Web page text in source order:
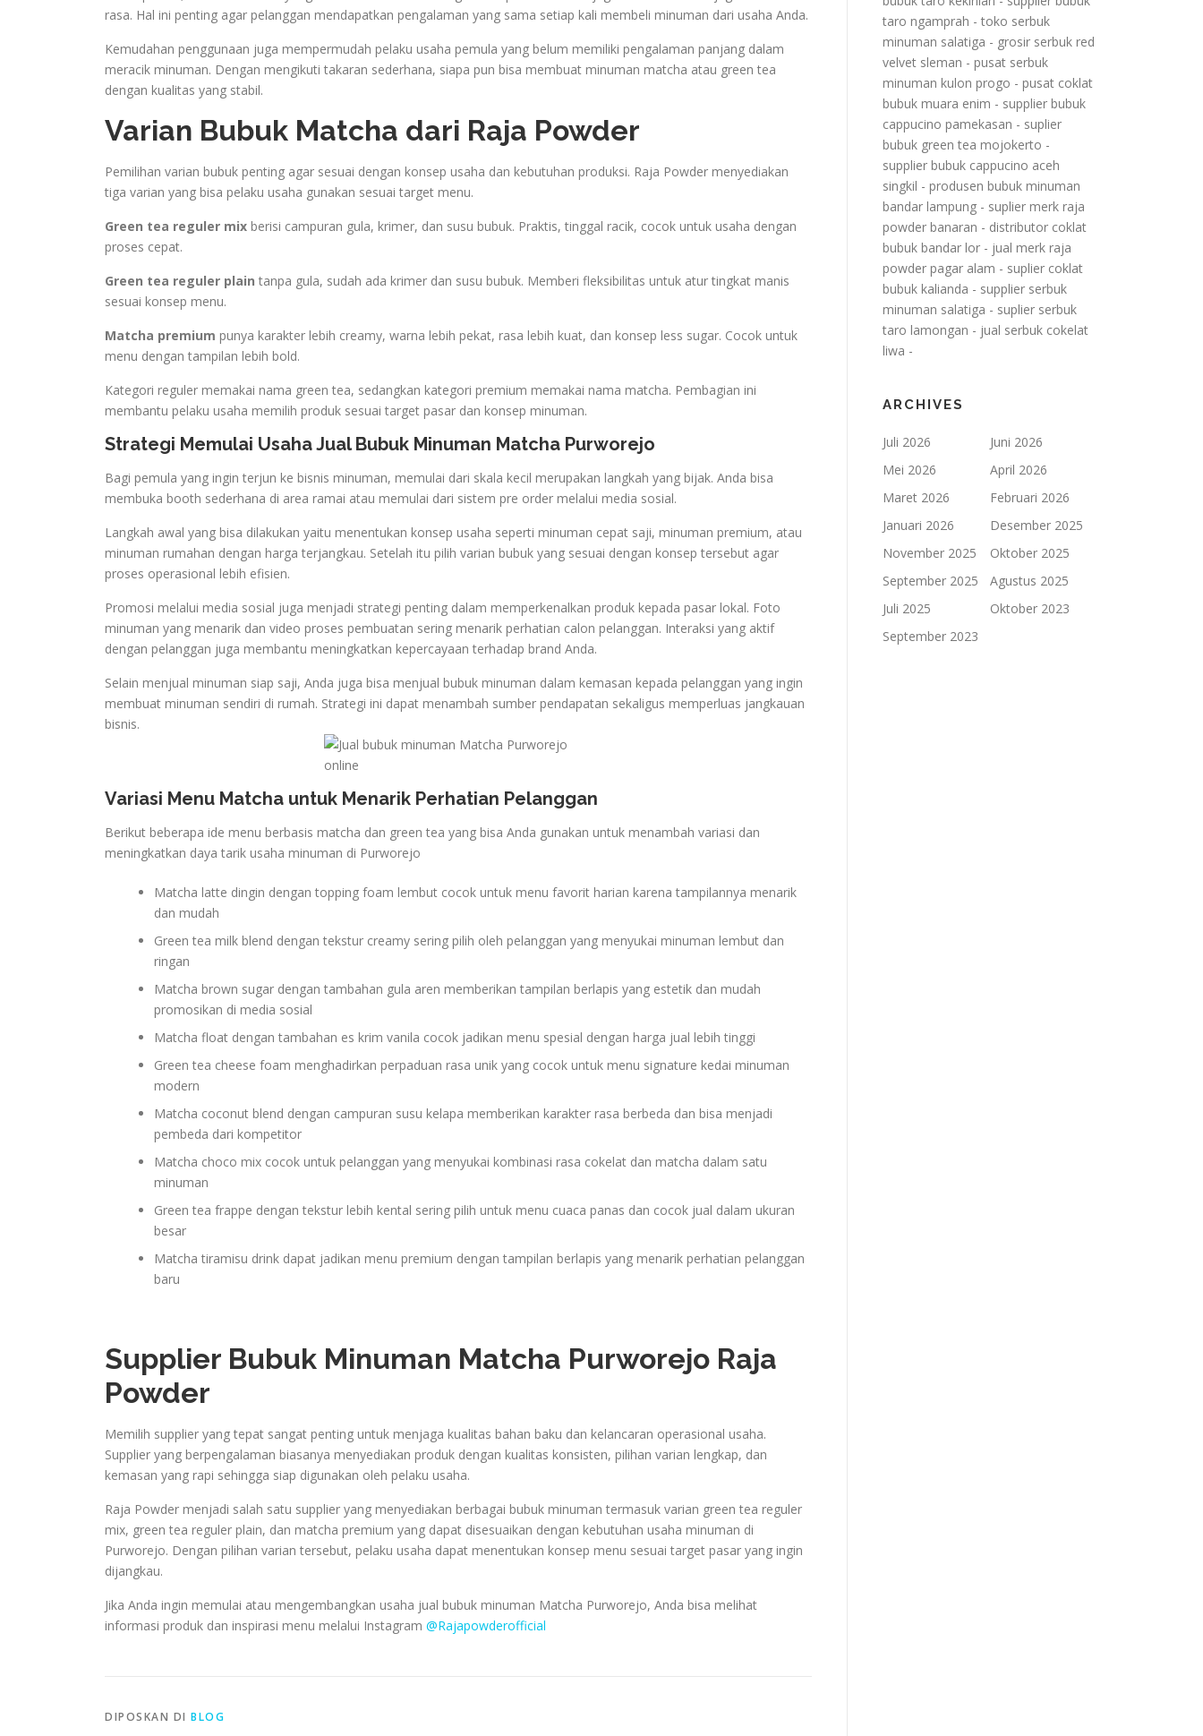
rasa. Hal ini penting agar pelanggan mendapatkan pengalaman yang sama setiap kali membeli minuman dari usaha Anda.
Kemudahan penggunaan juga mempermudah pelaku usaha pemula yang belum memiliki pengalaman panjang dalam
meracik minuman. Dengan mengikuti takaran sederhana, siapa pun bisa membuat minuman matcha atau green tea
dengan kualitas yang stabil.
Varian Bubuk Matcha dari Raja Powder
Pemilihan varian bubuk penting agar sesuai dengan konsep usaha dan kebutuhan produksi. Raja Powder menyediakan
tiga varian yang bisa pelaku usaha gunakan sesuai target menu.
Green tea reguler mix berisi campuran gula, krimer, dan susu bubuk. Praktis, tinggal racik, cocok untuk usaha dengan
proses cepat.
Green tea reguler plain tanpa gula, sudah ada krimer dan susu bubuk. Memberi fleksibilitas untuk atur tingkat manis
sesuai konsep menu.
Matcha premium punya karakter lebih creamy, warna lebih pekat, rasa lebih kuat, dan konsep less sugar. Cocok untuk
menu dengan tampilan lebih bold.
Kategori reguler memakai nama green tea, sedangkan kategori premium memakai nama matcha. Pembagian ini
membantu pelaku usaha memilih produk sesuai target pasar dan konsep minuman.
Strategi Memulai Usaha Jual Bubuk Minuman Matcha Purworejo
Bagi pemula yang ingin terjun ke bisnis minuman, memulai dari skala kecil merupakan langkah yang bijak. Anda bisa
membuka booth sederhana di area ramai atau memulai dari sistem pre order melalui media sosial.
Langkah awal yang bisa dilakukan yaitu menentukan konsep usaha seperti minuman cepat saji, minuman premium, atau
minuman rumahan dengan harga terjangkau. Setelah itu pilih varian bubuk yang sesuai dengan konsep tersebut agar
proses operasional lebih efisien.
Promosi melalui media sosial juga menjadi strategi penting dalam memperkenalkan produk kepada pasar lokal. Foto
minuman yang menarik dan video proses pembuatan sering menarik perhatian calon pelanggan. Interaksi yang aktif
dengan pelanggan juga membantu meningkatkan kepercayaan terhadap brand Anda.
Selain menjual minuman siap saji, Anda juga bisa menjual bubuk minuman dalam kemasan kepada pelanggan yang ingin
membuat minuman sendiri di rumah. Strategi ini dapat menambah sumber pendapatan sekaligus memperluas jangkauan
bisnis.
Variasi Menu Matcha untuk Menarik Perhatian Pelanggan
Berikut beberapa ide menu berbasis matcha dan green tea yang bisa Anda gunakan untuk menambah variasi dan
meningkatkan daya tarik usaha minuman di Purworejo
Matcha latte dingin dengan topping foam lembut cocok untuk menu favorit harian karena tampilannya menarik
dan mudah
Green tea milk blend dengan tekstur creamy sering pilih oleh pelanggan yang menyukai minuman lembut dan
ringan
Matcha brown sugar dengan tambahan gula aren memberikan tampilan berlapis yang estetik dan mudah
promosikan di media sosial
Matcha float dengan tambahan es krim vanila cocok jadikan menu spesial dengan harga jual lebih tinggi
Green tea cheese foam menghadirkan perpaduan rasa unik yang cocok untuk menu signature kedai minuman
modern
Matcha coconut blend dengan campuran susu kelapa memberikan karakter rasa berbeda dan bisa menjadi
pembeda dari kompetitor
Matcha choco mix cocok untuk pelanggan yang menyukai kombinasi rasa cokelat dan matcha dalam satu
minuman
Green tea frappe dengan tekstur lebih kental sering pilih untuk menu cuaca panas dan cocok jual dalam ukuran
besar
Matcha tiramisu drink dapat jadikan menu premium dengan tampilan berlapis yang menarik perhatian pelanggan
baru
Supplier Bubuk Minuman Matcha Purworejo Raja
Powder
Memilih supplier yang tepat sangat penting untuk menjaga kualitas bahan baku dan kelancaran operasional usaha.
Supplier yang berpengalaman biasanya menyediakan produk dengan kualitas konsisten, pilihan varian lengkap, dan
kemasan yang rapi sehingga siap digunakan oleh pelaku usaha.
Raja Powder menjadi salah satu supplier yang menyediakan berbagai bubuk minuman termasuk varian green tea reguler
mix, green tea reguler plain, dan matcha premium yang dapat disesuaikan dengan kebutuhan usaha minuman di
Purworejo. Dengan pilihan varian tersebut, pelaku usaha dapat menentukan konsep menu sesuai target pasar yang ingin
dijangkau.
Jika Anda ingin memulai atau mengembangkan usaha jual bubuk minuman Matcha Purworejo, Anda bisa melihat
informasi produk dan inspirasi menu melalui Instagram @Rajapowderofficial
DIPOSKAN DI BLOG
taro ngamprah - toko serbuk
minuman salatiga - grosir serbuk red
velvet sleman - pusat serbuk
minuman kulon progo - pusat coklat
bubuk muara enim - supplier bubuk
cappucino pamekasan - suplier
bubuk green tea mojokerto -
supplier bubuk cappucino aceh
singkil - produsen bubuk minuman
bandar lampung - suplier merk raja
powder banaran - distributor coklat
bubuk bandar lor - jual merk raja
powder pagar alam - suplier coklat
bubuk kalianda - supplier serbuk
minuman salatiga - suplier serbuk
taro lamongan - jual serbuk cokelat
liwa -
ARCHIVES
Juli 2026
Juni 2026
Mei 2026
April 2026
Maret 2026
Februari 2026
Januari 2026
Desember 2025
November 2025
Oktober 2025
September 2025
Agustus 2025
Juli 2025
Oktober 2023
September 2023